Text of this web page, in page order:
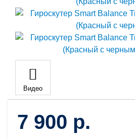
Видео
7 900 р.